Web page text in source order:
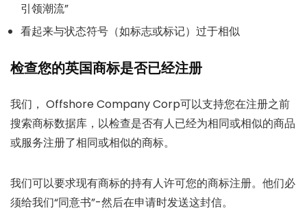
引领潮流”
看起来与状态符号（如标志或标记）过于相似
检查您的英国商标是否已经注册
我们， Offshore Company Corp可以支持您在注册之前
搜索商标数据库，以检查是否有人已经为相同或相似的商品
或服务注册了相同或相似的商标。
我们可以要求现有商标的持有人许可您的商标注册。他们必
须给我们“同意书”-然后在申请时发送这封信。